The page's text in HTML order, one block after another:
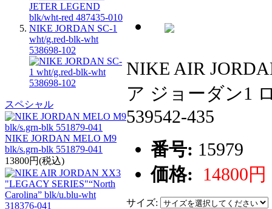
NIKE JORDAN SC-1
wht/g.red-blk-wht
538698-102
スペシャル
NIKE JORDAN MELO M9
blk/s.grn-blk 551879-041
13800円(税込)
NIKE AIR
ア ジョーダン1
539542-435
番号: 15979
価格: 14800円
サイズ: